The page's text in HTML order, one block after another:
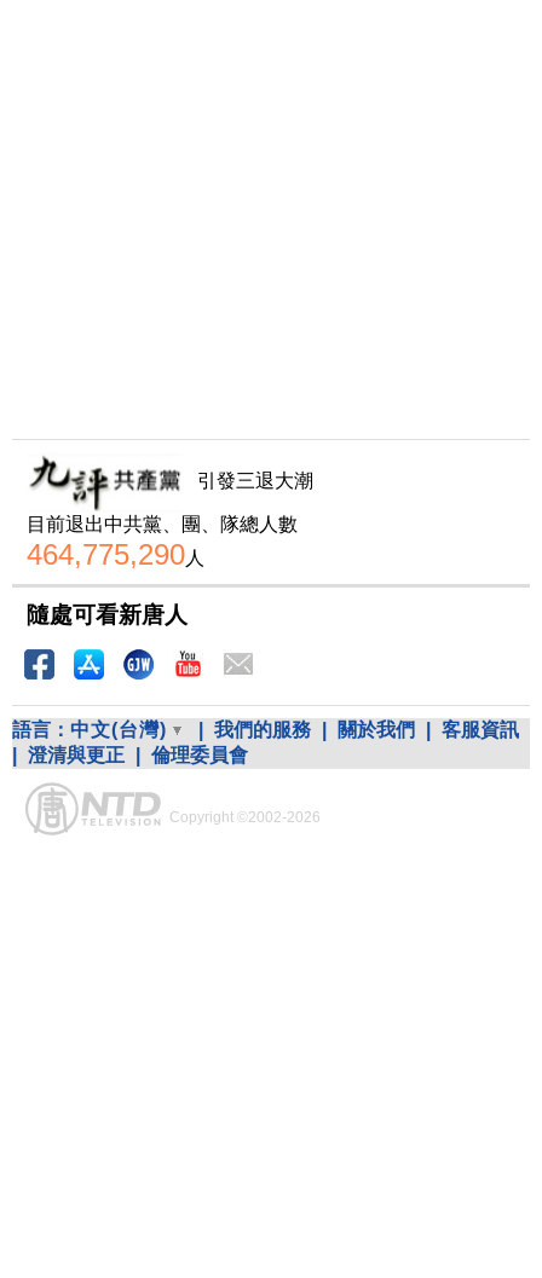
引發三退大潮
目前退出中共黨、團、隊總人數
464,775,290人
隨處可看新唐人
語言： 中文(台灣) 我們的服務 關於我們
客服資訊
澄清與更正 倫理委員會
Copyright ©2002-2026